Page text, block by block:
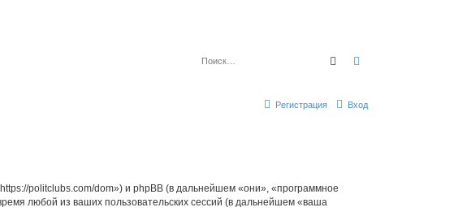
Поиск
Вход
Регистрация
politclubs.com/dom») и phpBB (в дальнейшем «они», «программное
любой из ваших пользовательских сессий (в дальнейшем «ваша